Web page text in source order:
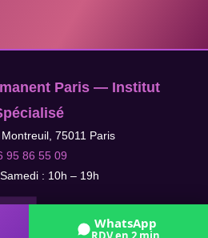
Paris — Institut
75011 Paris
95 86 55 09
: 10h – 19h
WhatsApp